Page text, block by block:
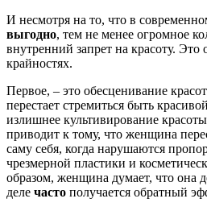
И несмотря на то, что в
выгодно, тем не менее огромное
внутренний запрет на красоту. Это
крайностях.
Первое, – это обесценивание
перестает стремиться быть
излишнее культивирование
приводит к тому, что женщина
саму себя, когда нарушаются
чрезмерной пластики и
образом, женщина думает, что она
деле часто получается обратный